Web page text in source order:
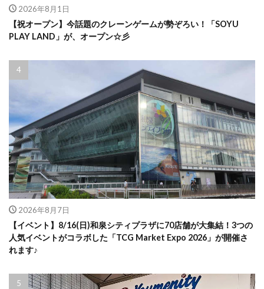
2026年8月1日
【祝オープン】今話題のクレーンゲームが勢ぞろい！「SOYU
PLAY LAND」が、オープン☆彡
2026年8月7日
【イベント】8/16(日)和泉シティプラザに70店舗が大集結！3つの
人気イベントがコラボした「TCG Market Expo 2026」が開催さ
れます♪